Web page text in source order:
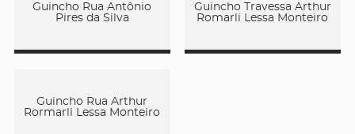
Guincho Rua Antônio
Pires da Silva
Guincho Travessa Arthur
Romarli Lessa Monteiro
Guincho Rua Arthur
Rormarli Lessa Monteiro